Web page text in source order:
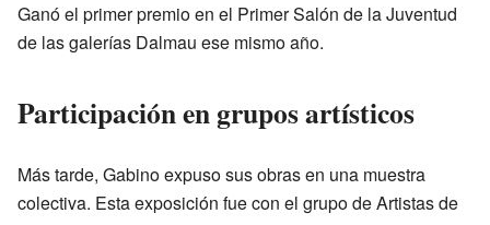
Ganó el primer premio en el Primer Salón de la Juventud
de las galerías Dalmau ese mismo año.
Participación en grupos artísticos
Más tarde, Gabino expuso sus obras en una muestra
colectiva. Esta exposición fue con el grupo de Artistas de